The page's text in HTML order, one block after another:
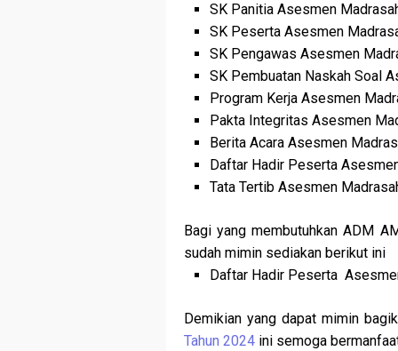
SK Panitia Asesmen
SK Peserta Asesmen
SK Pengawas Asesmen
SK Pembuatan Naskah Soal
Program Kerja Asesmen
Pakta Integritas Asesmen
Berita Acara Asesmen
Daftar Hadir Peserta
Tata Tertib Asesmen
Bagi yang membutuhkan ADM
sudah mimin sediakan berikut ini
Daftar Hadir Peserta
Demikian yang dapat mimin
Tahun 2024 ini semoga